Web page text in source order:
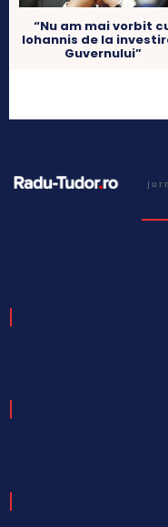
“Nu am mai vorbit
Iohannis de la
Guvernului”